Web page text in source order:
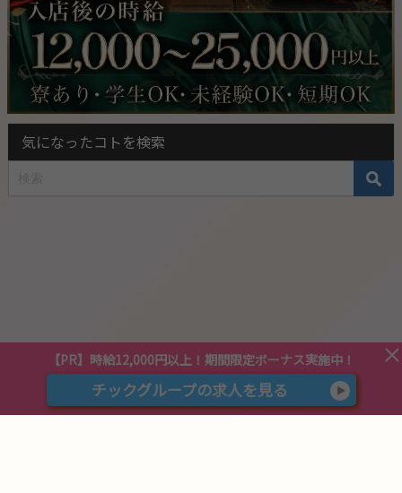
気になったコトを検索
【PR】時給12,000円以上！ 期間限定ボーナス実施中！
チックグループの求人を見る